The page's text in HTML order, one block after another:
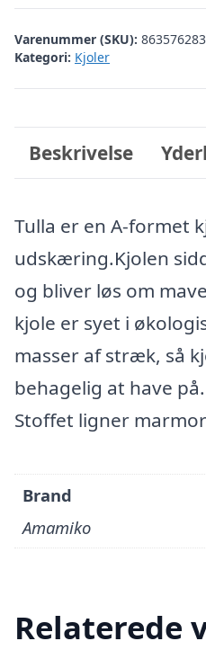
Varenummer (SKU):
Kategori: Kjoler
Beskrivelse
Tulla er en A-formet
udskæring.Kjolen
og bliver løs om
kjole er syet i
masser af stræk, så
behagelig at have på.
Stoffet ligner
Brand
Amamiko
Relaterede